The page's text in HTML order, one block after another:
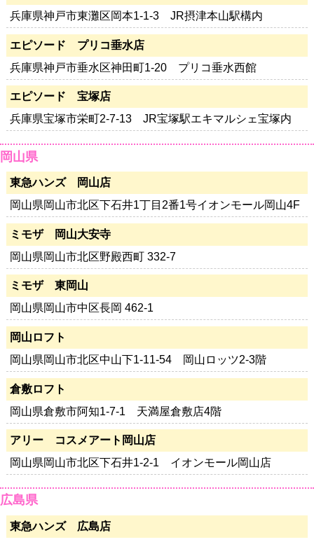
兵庫県神戸市東灘区岡本1-1-3 JR摂津本山駅構内
エピソード プリコ垂水店
兵庫県神戸市垂水区神田町1-20 プリコ垂水西館
エピソード 宝塚店
兵庫県宝塚市栄町2-7-13 JR宝塚駅エキマルシェ宝塚内
岡山県
東急ハンズ 岡山店
岡山県岡山市北区下石井1丁目2番1号イオンモール岡山4F
ミモザ 岡山大安寺
岡山県岡山市北区野殿西町 332-7
ミモザ 東岡山
岡山県岡山市中区長岡 462-1
岡山ロフト
岡山県岡山市北区中山下1-11-54 岡山ロッツ2-3階
倉敷ロフト
岡山県倉敷市阿知1-7-1 天満屋倉敷店4階
アリー コスメアート岡山店
岡山県岡山市北区下石井1-2-1 イオンモール岡山店
広島県
東急ハンズ 広島店